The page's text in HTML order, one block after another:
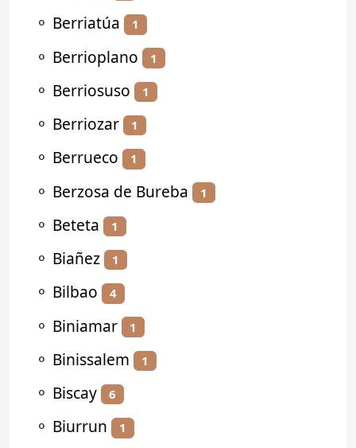
⚬ Berriatúa 1
⚬ Berrioplano 1
⚬ Berriosuso 1
⚬ Berriozar 1
⚬ Berrueco 1
⚬ Berzosa de Bureba 1
⚬ Beteta 1
⚬ Biañez 1
⚬ Bilbao 4
⚬ Biniamar 1
⚬ Binissalem 1
⚬ Biscay 6
⚬ Biurrun 1